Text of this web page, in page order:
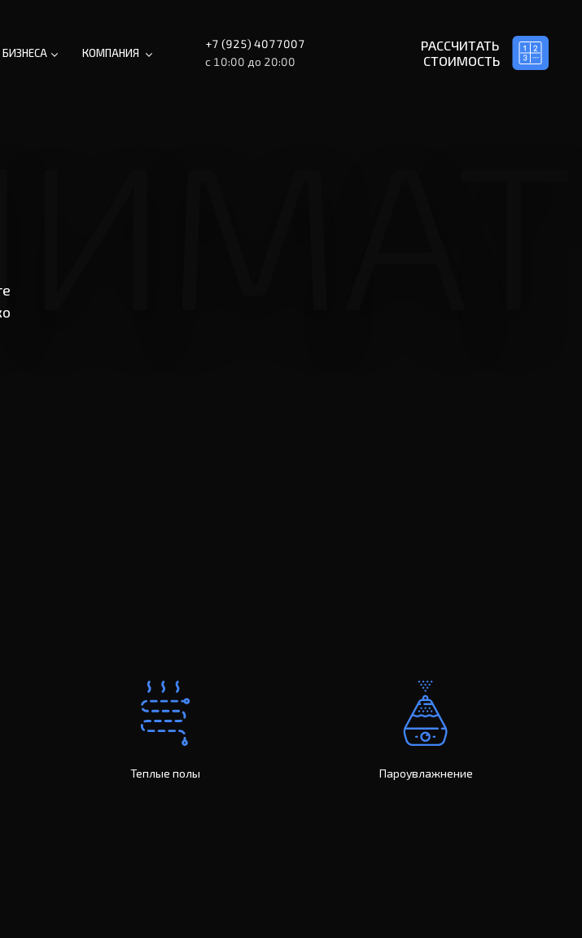
КОМПАНИЯ
+7 (925) 4077007
c 10:00 до 20:00
РАССЧИТАТЬ
СТОИМОСТЬ
Теплые полы Пароувлажнение